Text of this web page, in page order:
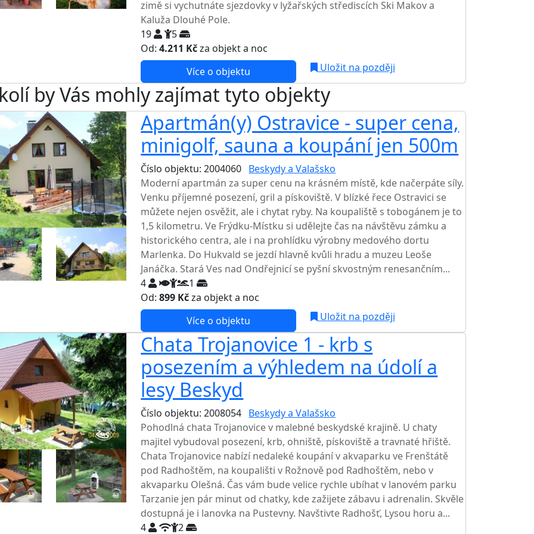
zimě si vychutnáte sjezdovky v lyžařských střediscích Ski Makov a
Kaluža Dlouhé Pole.
19
5
Od:4.211 Kčza objekt a noc
Více o objektu
Uložit na později
by Vás mohly zajímat tyto objekty
Apartmán(y) Ostravice - super cena,
minigolf, sauna a koupání jen 500m
Číslo objektu: 2004060 Beskydy a Valašsko
Moderní apartmán za super cenu na krásném místě, kde načerpáte síly.
Venku příjemné posezení, gril a pískoviště. V blízké řece Ostravici se
můžete nejen osvěžit, ale i chytat ryby. Na koupaliště s tobogánem je to
1,5 kilometru. Ve Frýdku-Místku si udělejte čas na návštěvu zámku a
historického centra, ale i na prohlídku výrobny medového dortu
Marlenka. Do Hukvald se jezdí hlavně kvůli hradu a muzeu Leoše
Janáčka. Stará Ves nad Ondřejnicí se pyšní skvostným renesančním...
4
1
Od:899 Kčza objekt a noc
Více o objektu
Uložit na později
Chata Trojanovice 1 - krb s
posezením a výhledem na údolí a
lesy Beskyd
Číslo objektu: 2008054 Beskydy a Valašsko
Pohodlná chata Trojanovice v malebné beskydské krajině. U chaty
majitel vybudoval posezení, krb, ohniště, pískoviště a travnaté hřiště.
Chata Trojanovice nabízí nedaleké koupání v akvaparku ve Frenštátě
pod Radhoštěm, na koupališti v Rožnově pod Radhoštěm, nebo v
akvaparku Olešná. Čas vám bude velice rychle ubíhat v lanovém parku
Tarzanie jen pár minut od chatky, kde zažijete zábavu i adrenalin. Skvěle
dostupná je i lanovka na Pustevny. Navštivte Radhošť, Lysou horu a...
4
2